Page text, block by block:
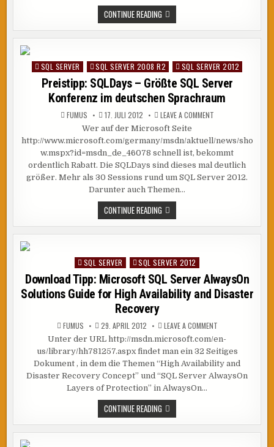
CONTINUE READING SQL
SERVER
2012:
CUME_DIST()
VERTEILUNG
EINES
WERTES
Posted
SQL SERVER SQL SERVER 2008 R2 SQL SERVER 2012
Preistipp: SQLDays – Größte SQL Server
Konferenz im deutschen Sprachraum
FUMUS 17. JULI 2012 LEAVE A COMMENTON
–
GRÖSSTE S
QL S
ERVER K
ONFERENZ I
EUTSCHEN S
Wer auf der Microsoft Seite
http://www.microsoft.com/germany/msdn/aktuell/news/sho
w.mspx?id=msdn_de_46078 schnell ist, bekommt
ordentlich Rabatt. Die SQLDays sind dieses mal deutlich
größer. Mehr als 30 Sessions rund um SQL Server 2012.
Darunter auch Themen…
CONTINUE READING PREISTIPP:
SQLDAYS
–
GRÖSSTE S
ONFERENZ I
M D
EUTSCHEN S
PRACHRAUM
Posted
in
SQL SERVER SQL SERVER 2012
Download Tipp: Microsoft SQL Server AlwaysOn
Solutions Guide for High Availability and Disaster
Recovery
FUMUS 29. APRIL 2012 LEAVE A COMMENTON
TIPP:
MICROSOFT
SQL
SERVER
ALWAYSON
SOLUTIONS
RECOVERY
Unter der URL http://msdn.microsoft.com/en-
us/library/hh781257.aspx findet man ein 32 Seitiges
Dokument , in dem die Themen “High Availability and
Disaster Recovery Concept” und “SQL Server AlwaysOn
Layers of Protection” in AlwaysOn…
CONTINUE READING DOWNLOAD
TIPP:
MICROSOFT
SQL